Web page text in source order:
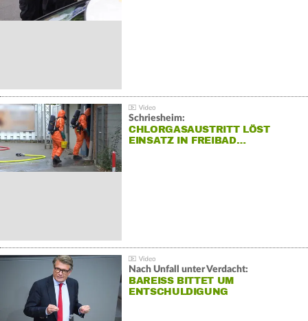
Schriesheim:
CHLORGASAUSTRITT LÖST
EINSATZ IN FREIBAD…
Nach Unfall unter Verdacht:
BAREISS BITTET UM E
NTSCHULDIGUNG